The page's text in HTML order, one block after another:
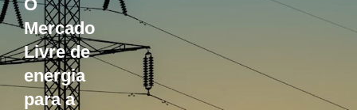
O
Mercado
Livre de
energia
para a